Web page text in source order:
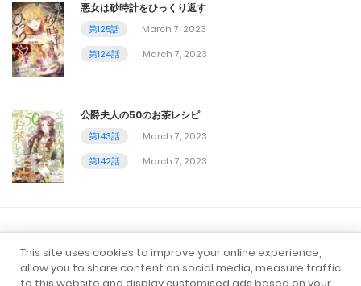
第17話
October 7, 2023
October 6, 2023
第15話
October 4, 2023
悪女は砂時計をひっくり返す
第125話
March 7, 2023
第124話
March 7, 2023
公爵夫人の50のお茶レシピ
第143話
March 7, 2023
第142話
March 7, 2023
すべてのマンガ ロマンス
ファンタジー
アクション
転生 異世界
This site uses cookies to improve your online experience,
allow you to share content on social media, measure traffic